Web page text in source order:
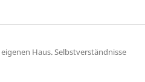
Haus. Selbstverständnisse